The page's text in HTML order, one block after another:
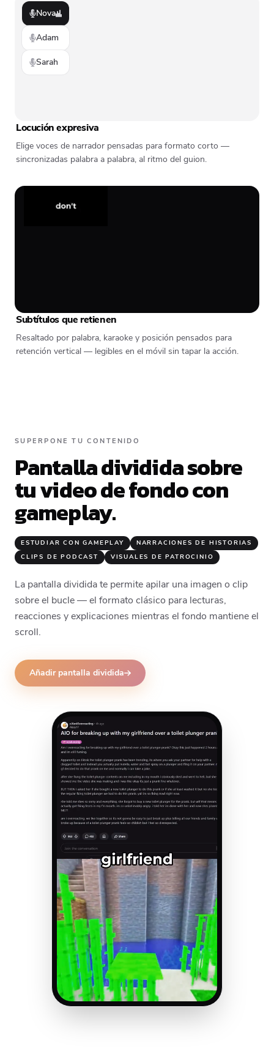
Nova
Adam
Sarah
Locución expresiva
Elige voces de narrador pensadas para formato corto —
sincronizadas palabra a palabra, al ritmo del guion.
Subtítulos que retienen
Resaltado por palabra, karaoke y posición pensados para
retención vertical — legibles en el móvil sin tapar la acción.
SUPERPONE TU CONTENIDO
Pantalla dividida sobre
tu video de fondo con
gameplay.
ESTUDIAR CON GAMEPLAY
NARRACIONES DE HISTORIAS
CLIPS DE PODCAST
VISUALES DE PATROCINIO
La pantalla dividida te permite apilar una imagen o clip
sobre el bucle — el formato clásico para lecturas,
reacciones y explicaciones mientras el fondo mantiene el
scroll.
Añadir pantalla dividida